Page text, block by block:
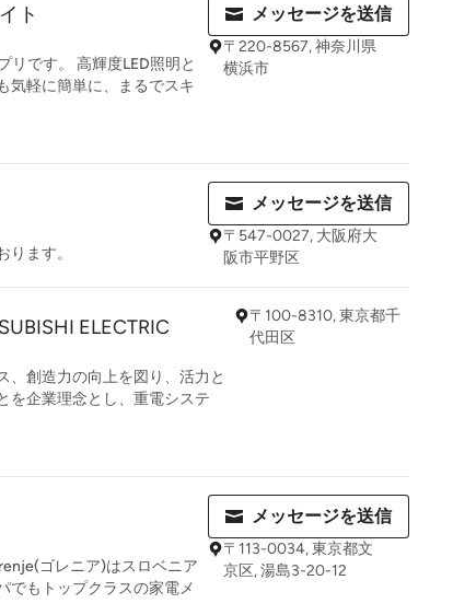
ト
リです。 高輝度LED照明と
気軽に簡単に、まるでスキ
メッセージを送信
〒220-8567, 神奈川県
横浜市
ます。
メッセージを送信
〒547-0027, 大阪府大
阪市平野区
ELECTRIC
、創造力の向上を図り、活力と
を企業理念とし、重電システ
〒100-8310, 東京都千
代田区
ゴレニア)はスロベニア
でもトップクラスの家電メ
メッセージを送信
〒113-0034, 東京都文
京区, 湯島3-20-12